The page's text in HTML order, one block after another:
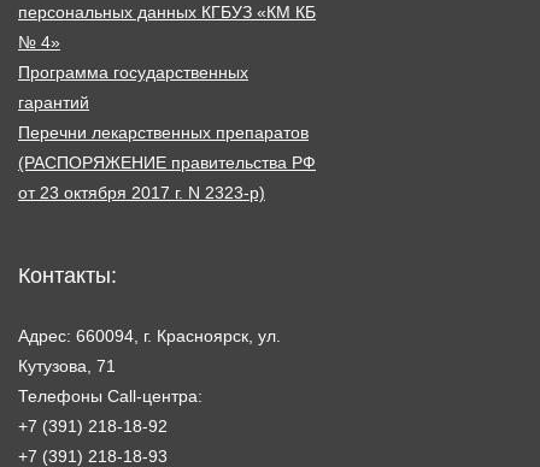
персональных данных КГБУЗ «КМ КБ
№ 4»
Программа государственных
гарантий
Перечни лекарственных препаратов
(РАСПОРЯЖЕНИЕ правительства РФ
от 23 октября 2017 г. N 2323-р)
Контакты:
Адрес: 660094, г. Красноярск, ул.
Кутузова, 71
Телефоны Call-центра:
+7 (391) 218-18-92
+7 (391) 218-18-93